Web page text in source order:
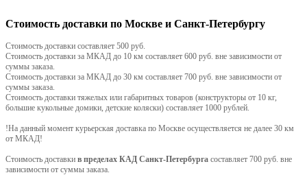
Стоимость доставки по Москве и Санкт-Петербургу
Стоимость доставки составляет 500 руб.
Стоимость доставки за МКАД до 10 км составляет 600 руб. вне зависимости от
суммы заказа.
Стоимость доставки за МКАД до 30 км составляет 700 руб. вне зависимости от
суммы заказа.
Стоимость доставки тяжелых или габаритных товаров (конструкторы от 10 кг,
большие кукольные домики, детские коляски) составляет 1000 рублей.
!На данный момент курьерская доставка по Москве осуществляется не далее 30 км
от МКАД!
Стоимость доставки в пределах КАД Санкт-Петербурга составляет 700 руб. вне
зависимости от суммы заказа.